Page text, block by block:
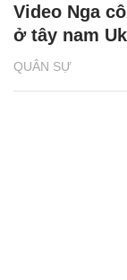
QUÂN SỰ
Video Nga
ở tây nam